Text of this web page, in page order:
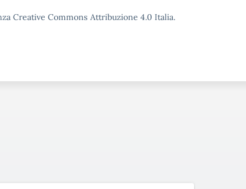
Creative Commons Attribuzione 4.0 Italia.